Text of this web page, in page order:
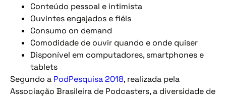
Conteúdo pessoal e intimista
Ouvintes engajados e fiéis
Consumo on demand
Comodidade de ouvir quando e onde quiser
Disponível em computadores, smartphones e
tablets
Segundo a PodPesquisa 2018, realizada pela
Associação Brasileira de Podcasters, a diversidade de